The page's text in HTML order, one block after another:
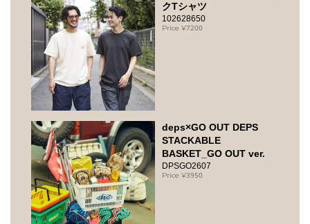
クTシャツ
102628650
7200
deps×GO OUT DEPS
STACKABLE
BASKET_GO OUT ver.
DPSGO2607
3950